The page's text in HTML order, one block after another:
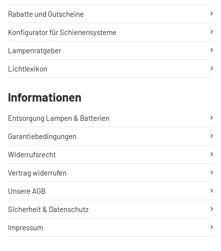
Rabatte und Gutscheine
Konfigurator für Schienensysteme
Lampenratgeber
Lichtlexikon
Informationen
Entsorgung Lampen & Batterien
Garantiebedingungen
Widerrufsrecht
Vertrag widerrufen
Unsere AGB
Sicherheit & Datenschutz
Impressum